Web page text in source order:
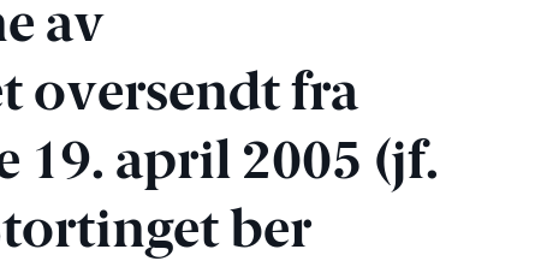
av
oversendt fra
19. april 2005 (jf.
ber